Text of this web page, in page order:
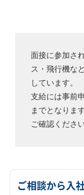
面接に参加さ
ス・飛行機な
しています。
支給には事前
までとなりま
ご確認ください
ご相談から入